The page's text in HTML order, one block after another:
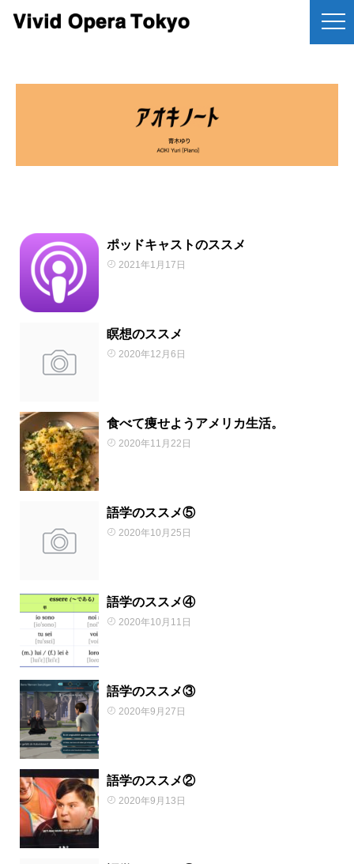
ポッドキャストのススメ
2021年1月17日
瞑想のススメ
2020年12月6日
食べて痩せようアメリカ生活。
2020年11月22日
語学のススメ⑤
2020年10月25日
語学のススメ④
2020年10月11日
語学のススメ③
2020年9月27日
語学のススメ②
2020年9月13日